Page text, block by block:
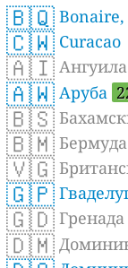
🇧🇶 Bonaire,
🇨🇼 Curacao
🇦🇮 Ангуила
🇦🇼 Аруба
🇧🇸
🇧🇲 Бермуда
🇻🇬
🇬🇵
🇬🇩 Гренада
🇩🇲